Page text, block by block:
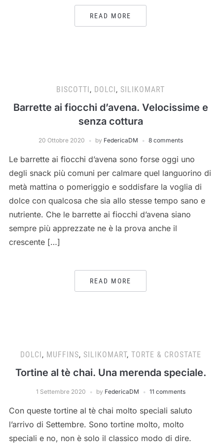
READ MORE
BISCOTTI, DOLCI, SILIKOMART
Barrette ai fiocchi d’avena. Velocissime e
senza cottura
20 Ottobre 2020 by FedericaDM 8 comments
Le barrette ai fiocchi d’avena sono forse oggi uno
degli snack più comuni per calmare quel languorino di
metà mattina o pomeriggio e soddisfare la voglia di
dolce con qualcosa che sia allo stesse tempo sano e
nutriente. Che le barrette ai fiocchi d’avena siano
sempre più apprezzate ne è la prova anche il
crescente […]
READ MORE
DOLCI, MUFFINS, SILIKOMART, TORTE & CROSTATE
Tortine al tè chai. Una merenda speciale.
1 Settembre 2020 by FedericaDM 11 comments
Con queste tortine al tè chai molto speciali saluto
l’arrivo di Settembre. Sono tortine molto, molto
speciali e no, non è solo il classico modo di dire.